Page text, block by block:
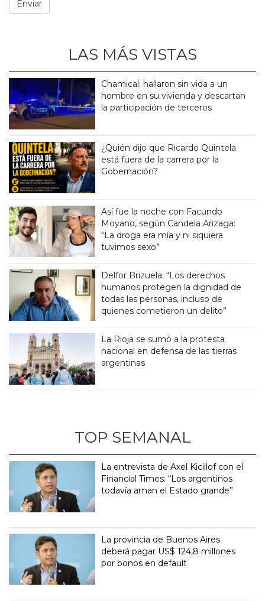
LAS MÁS VISTAS
Chamical: hallaron sin vida a un
hombre en su vivienda y descartan
la participación de terceros
¿Quién dijo que Ricardo Quintela
está fuera de la carrera por la
Gobernación?
Así fue la noche con Facundo
Moyano, según Candela Arizaga:
“La droga era mía y ni siquiera
tuvimos sexo”
Delfor Brizuela: “Los derechos
humanos protegen la dignidad de
todas las personas, incluso de
quienes cometieron un delito”
La Rioja se sumó a la protesta
nacional en defensa de las tierras
argentinas
TOP SEMANAL
La entrevista de Axel Kicillof con el
Financial Times: “Los argentinos
todavía aman el Estado grande”
La provincia de Buenos Aires
deberá pagar US$ 124,8 millones
por bonos en default